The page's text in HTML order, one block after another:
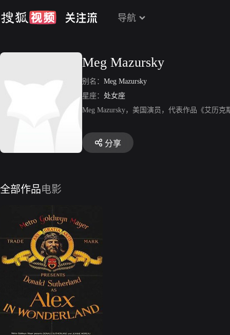
导航
Meg Mazursky
别名： Meg Mazursky
星座： 处女座
Meg Mazursky，美国演员，代表作品《艾历克
分享
全部作品电影